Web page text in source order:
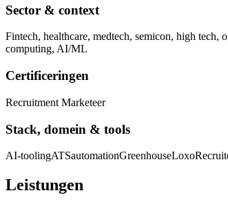
Sector & context
Fintech, healthcare, medtech, semicon, high
computing, AI/ML
Certificeringen
Recruitment Marketeer
Stack, domein & tools
AI-toolingATSautomationGreenhouseLoxo
Leistungen